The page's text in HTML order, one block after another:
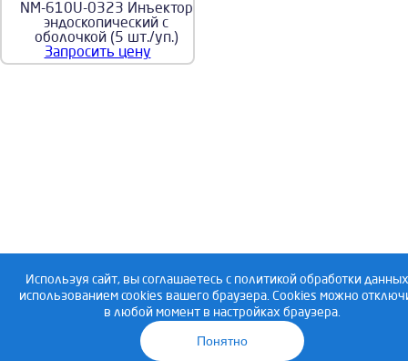
Используя сайт, вы соглашаетесь с политикой обработки
использованием cookies вашего браузера. Cookies можно
в любой момент в настройках браузера.
Понятно
NM-610U-0323 Инъектор
эндоскопический с
оболочкой (5 шт./уп.)
Запросить цену
Copyright 2019, ООО «Сфера М»
Медицинское, лабораторное оборудование
и сервисное обслуживание.
192019, Санкт-